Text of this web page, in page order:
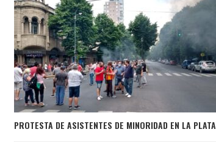
PROTESTA DE ASISTENTES DE MINORIDAD EN LA PLATA